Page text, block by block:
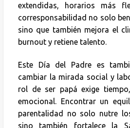
extendidas, horarios más
corresponsabilidad no solo
sino que también mejora el
burnout y retiene talento.
Este Día del Padre es
cambiar la mirada social y
rol de ser papá exige
emocional. Encontrar un
parentalidad no solo nutre
sino también fortalece la